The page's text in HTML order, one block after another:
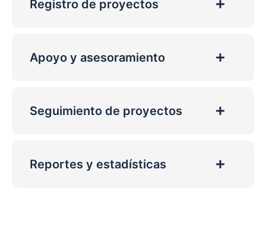
Registro de proyectos
Apoyo y asesoramiento
Seguimiento de proyectos
Reportes y estadísticas